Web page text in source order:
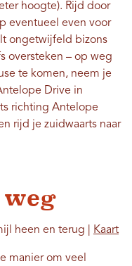
hoogte). Rijd door
eventueel even voor
ongetwijfeld bizons
oversteken – op weg
te komen, neem je
Drive in
richting Antelope
rijd je zuidwaarts naar
heen en terug | Kaart
manier om veel